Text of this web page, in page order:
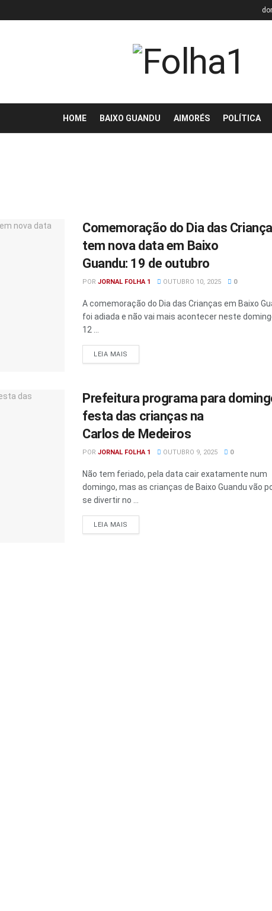
HOME BAIXO GUANDU AIMORÉS POLÍTICA
Comemoração do Dia das
tem nova data em Baixo
Guandu: 19 de outubro
POR JORNAL FOLHA 1 OUTUBRO 10, 2025 0
A comemoração do Dia das Crianças em Baixo
foi adiada e não vai mais acontecer neste
12 ...
LEIA MAIS
Prefeitura programa para
festa das crianças na
Carlos de Medeiros
POR JORNAL FOLHA 1 OUTUBRO 9, 2025 0
Não tem feriado, pela data cair exatamente num
domingo, mas as crianças de Baixo Guandu vão
se divertir no ...
LEIA MAIS